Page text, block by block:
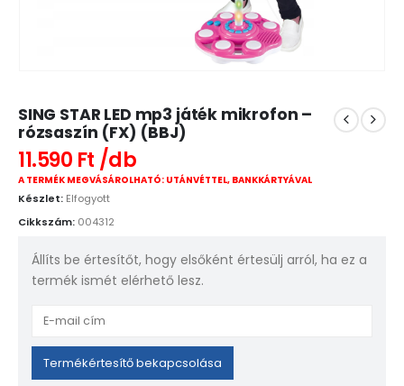
SING STAR LED mp3 játék mikrofon –
rózsaszín (FX) (BBJ)
11.590 Ft
A TERMÉK MEGVÁSÁROLHATÓ: UTÁNVÉTTEL, BANKKÁRTYÁVAL
Készlet: Elfogyott
Cikkszám: 004312
Állíts be értesítőt, hogy elsőként értesülj arról, ha ez a
termék ismét elérhető lesz.
Enter
email
address
Termékértesítő bekapcsolása